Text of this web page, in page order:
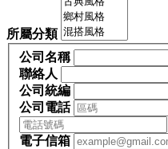
所屬分類
公司名稱
聯絡人
公司統編
公司電話
電子信箱